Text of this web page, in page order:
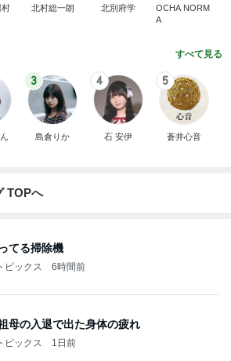
村
北村総一朗 北別府学
OCHA NORM
A
すべて見る
3
島倉りか
4
石 安伊
5
蒼井心音
TOPへ
てる掃除機
ピックス 6時間前
母の入退で出た身体の疲れ
ピックス 1日前